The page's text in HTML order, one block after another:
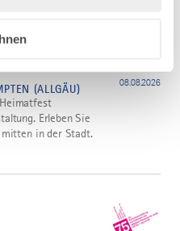
(ALLGÄU) 08.08.2026
Erleben Sie
in der Stadt.